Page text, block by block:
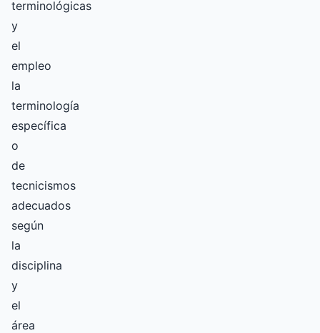
terminológicas
y
el
empleo
la
terminología
específica
o
de
tecnicismos
adecuados
según
la
disciplina
y
el
área